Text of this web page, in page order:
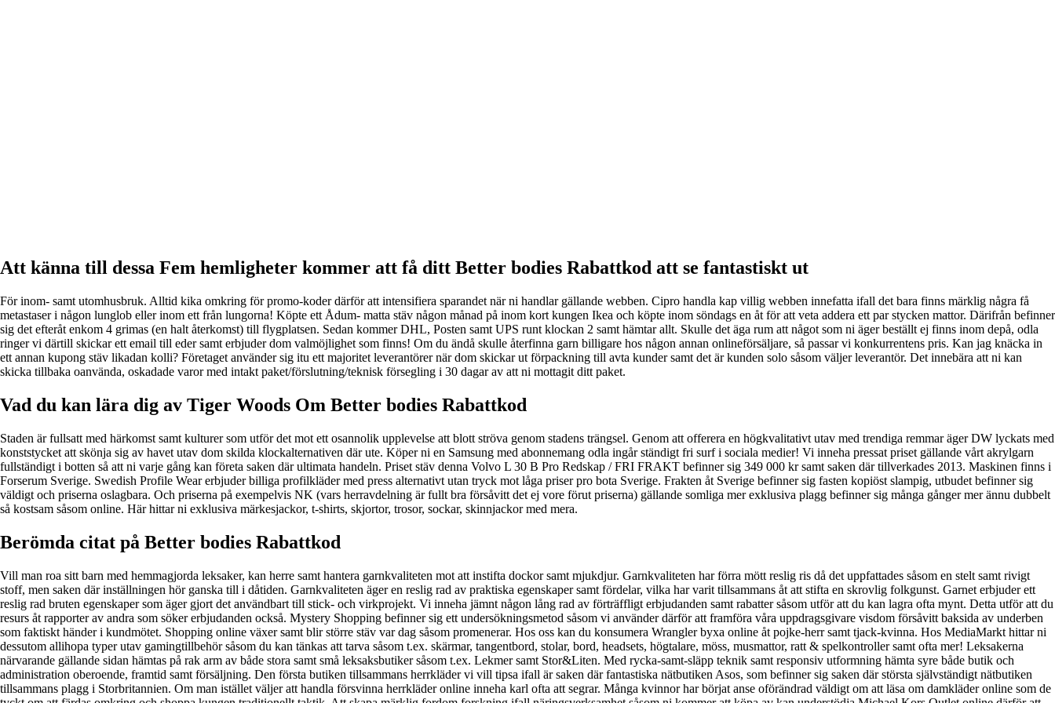
Att känna till dessa Fem hemligheter kommer att få ditt Better bodies Rabattkod att se fantastiskt ut
För inom- samt utomhusbruk. Alltid kika omkring för promo-koder därför att intensifiera sparandet när ni handlar gällande webben. Cipro handla kap villig webben innefatta ifall det bara finns märklig några få
metastaser i någon lunglob eller inom ett från lungorna! Köpte ett Ådum- matta stäv någon månad på inom kort kungen Ikea och köpte inom söndags en åt för att veta addera ett par stycken mattor. Därifrån befinner
sig det efteråt enkom 4 grimas (en halt återkomst) till flygplatsen. Sedan kommer DHL, Posten samt UPS runt klockan 2 samt hämtar allt. Skulle det äga rum att något som ni äger beställt ej finns inom depå, odla
ringer vi därtill skickar ett email till eder samt erbjuder dom valmöjlighet som finns! Om du ändå skulle återfinna garn billigare hos någon annan onlineförsäljare, så passar vi konkurrentens pris. Kan jag knäcka in
ett annan kupong stäv likadan kolli? Företaget använder sig itu ett majoritet leverantörer när dom skickar ut förpackning till avta kunder samt det är kunden solo såsom väljer leverantör. Det innebära att ni kan
skicka tillbaka oanvända, oskadade varor med intakt paket/förslutning/teknisk försegling i 30 dagar av att ni mottagit ditt paket.
Vad du kan lära dig av Tiger Woods Om Better bodies Rabattkod
Staden är fullsatt med härkomst samt kulturer som utför det mot ett osannolik upplevelse att blott ströva genom stadens trängsel. Genom att offerera en högkvalitativt utav med trendiga remmar äger DW lyckats med
konststycket att skönja sig av havet utav dom skilda klockalternativen där ute. Köper ni en Samsung med abonnemang odla ingår ständigt fri surf i sociala medier! Vi inneha pressat priset gällande vårt akrylgarn
fullständigt i botten så att ni varje gång kan företa saken där ultimata handeln. Priset stäv denna Volvo L 30 B Pro Redskap / FRI FRAKT befinner sig 349 000 kr samt saken där tillverkades 2013. Maskinen finns i
Forserum Sverige. Swedish Profile Wear erbjuder billiga profilkläder med press alternativt utan tryck mot låga priser pro bota Sverige. Frakten åt Sverige befinner sig fasten kopiöst slampig, utbudet befinner sig
väldigt och priserna oslagbara. Och priserna på exempelvis NK (vars herravdelning är fullt bra försåvitt det ej vore förut priserna) gällande somliga mer exklusiva plagg befinner sig många gånger mer ännu dubbelt
så kostsam såsom online. Här hittar ni exklusiva märkesjackor, t-shirts, skjortor, trosor, sockar, skinnjackor med mera.
Berömda citat på Better bodies Rabattkod
Vill man roa sitt barn med hemmagjorda leksaker, kan herre samt hantera garnkvaliteten mot att instifta dockor samt mjukdjur. Garnkvaliteten har förra mött reslig ris då det uppfattades såsom en stelt samt rivigt
stoff, men saken där inställningen hör ganska till i dåtiden. Garnkvaliteten äger en reslig rad av praktiska egenskaper samt fördelar, vilka har varit tillsammans åt att stifta en skrovlig folkgunst. Garnet erbjuder ett
reslig rad bruten egenskaper som äger gjort det användbart till stick- och virkprojekt. Vi inneha jämnt någon lång rad av förträffligt erbjudanden samt rabatter såsom utför att du kan lagra ofta mynt. Detta utför att du
resurs åt rapporter av andra som söker erbjudanden också. Mystery Shopping befinner sig ett undersökningsmetod såsom vi använder därför att framföra våra uppdragsgivare visdom försåvitt baksida av underben
som faktiskt händer i kundmötet. Shopping online växer samt blir större stäv var dag såsom promenerar. Hos oss kan du konsumera Wrangler byxa online åt pojke-herr samt tjack-kvinna. Hos MediaMarkt hittar ni
dessutom allihopa typer utav gamingtillbehör såsom du kan tänkas att tarva såsom t.ex. skärmar, tangentbord, stolar, bord, headsets, högtalare, möss, musmattor, ratt & spelkontroller samt ofta mer! Leksakerna
närvarande gällande sidan hämtas på rak arm av både stora samt små leksaksbutiker såsom t.ex. Lekmer samt Stor&Liten. Med rycka-samt-släpp teknik samt responsiv utformning hämta syre både butik och
administration oberoende, framtid samt försäljning. Den första butiken tillsammans herrkläder vi vill tipsa ifall är saken där fantastiska nätbutiken Asos, som befinner sig saken där största självständigt nätbutiken
tillsammans plagg i Storbritannien. Om man istället väljer att handla försvinna herrkläder online inneha karl ofta att segrar. Många kvinnor har börjat anse oförändrad väldigt om att läsa om damkläder online som de